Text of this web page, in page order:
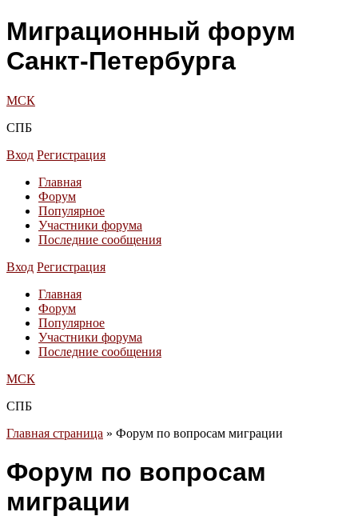
Миграционный форум
Санкт-Петербурга
МСК
СПБ
Вход Регистрация
Главная
Форум
Популярное
Участники форума
Последние сообщения
Вход Регистрация
Главная
Форум
Популярное
Участники форума
Последние сообщения
МСК
СПБ
Главная страница » Форум по вопросам миграции
Форум по вопросам
миграции